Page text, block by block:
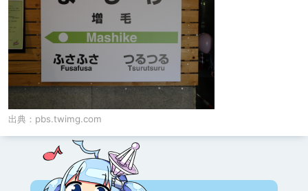
出典： pbs.twimg.com